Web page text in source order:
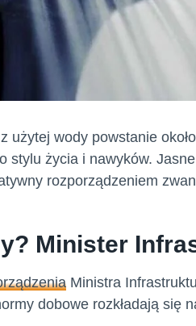
użytej wody powstanie około
stylu życia i nawyków.
rozporządzeniem
Minister
Ministra
dobowe rozkładają się